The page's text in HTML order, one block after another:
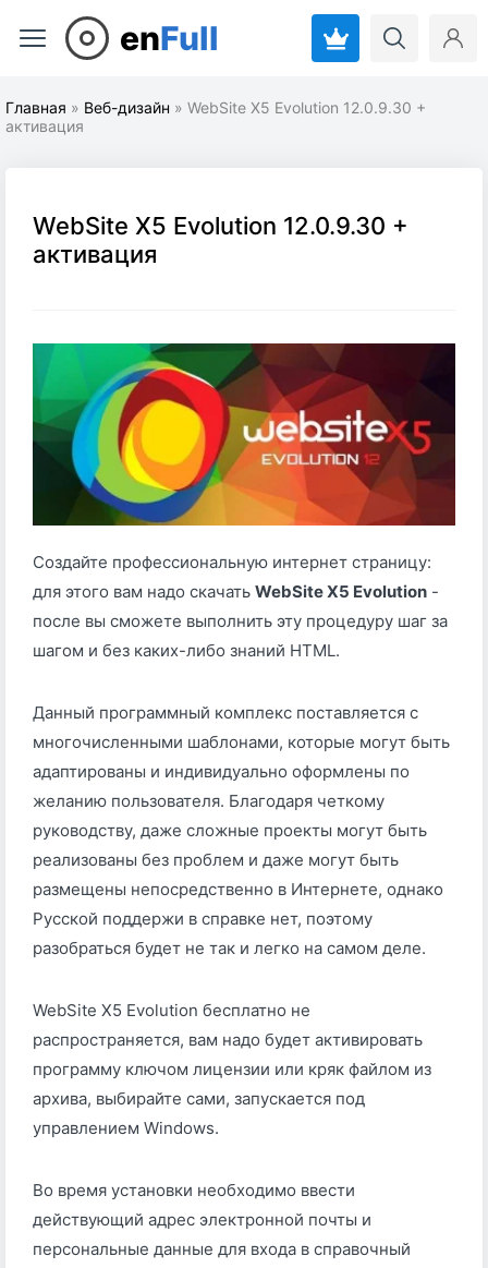
enFull
Главная » Веб-дизайн » WebSite X5 Evolution 12.0.9.30 +
активация
WebSite X5 Evolution 12.0.9.30 +
активация
Создайте профессиональную интернет страницу:
для этого вам надо скачать WebSite X5 Evolution -
после вы сможете выполнить эту процедуру шаг за
шагом и без каких-либо знаний HTML.
Данный программный комплекс поставляется с
многочисленными шаблонами, которые могут быть
адаптированы и индивидуально оформлены по
желанию пользователя. Благодаря четкому
руководству, даже сложные проекты могут быть
реализованы без проблем и даже могут быть
размещены непосредственно в Интернете, однако
Русской поддержи в справке нет, поэтому
разобраться будет не так и легко на самом деле.
WebSite X5 Evolution бесплатно не
распространяется, вам надо будет активировать
программу ключом лицензии или кряк файлом из
архива, выбирайте сами, запускается под
управлением Windows.
Во время установки необходимо ввести
действующий адрес электронной почты и
персональные данные для входа в справочный